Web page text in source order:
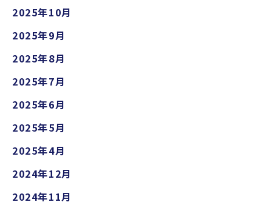
2025年10月
2025年9月
2025年8月
2025年7月
2025年6月
2025年5月
2025年4月
2024年12月
2024年11月